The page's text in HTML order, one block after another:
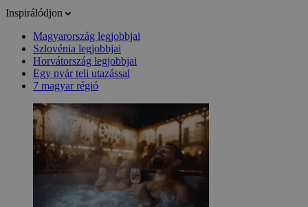
Inspirálódjon
Magyarország legjobbjai
Szlovénia legjobbjai
Horvátország legjobbjai
Egy nyár teli utazással
7 magyar régió